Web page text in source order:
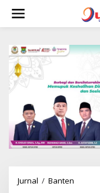
w
Jurnal / Banten